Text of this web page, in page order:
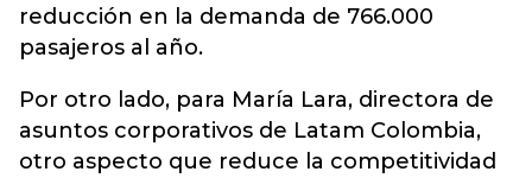
reducción en la demanda de 766.000
pasajeros al año.
Por otro lado, para María Lara, directora de
asuntos corporativos de Latam Colombia,
otro aspecto que reduce la competitividad